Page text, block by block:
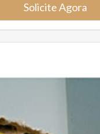
Solicite Agora